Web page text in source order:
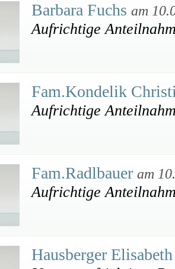
Barbara Fuchs am
Aufrichtige
Fam.Kondelik
Aufrichtige
Fam.Radlbauer am
Aufrichtige
Hausberger